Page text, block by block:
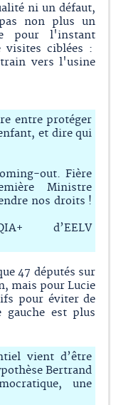
ni un défaut,
non plus un
pour l'instant
ciblées :
vers l'usine
entre protéger
et dire qui
out. Fière
Ministre
nos droits !
d’EELV
47 députés sur
mais pour Lucie
pour éviter de
est plus
vient d’être
Bertrand
une